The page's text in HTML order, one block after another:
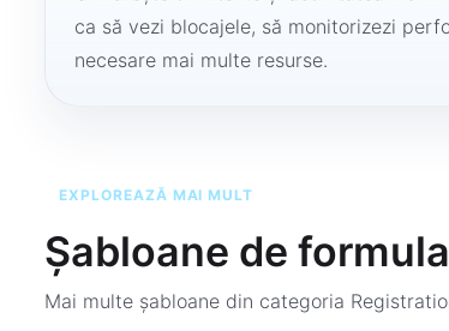
ca să vezi blocajele, să monitorizezi
necesare mai multe resurse.
EXPLOREAZĂ MAI MULT
Șabloane de
Mai multe șabloane din categoria